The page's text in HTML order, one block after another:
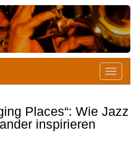
Places“: Wie Jazz
inspirieren